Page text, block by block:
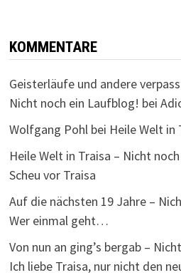
KOMMENTARE
Geisterläufe und andere
Nicht noch ein Laufblog! bei
Wolfgang Pohl bei Heile Welt in
Heile Welt in Traisa – Nicht
Scheu vor Traisa
Auf die nächsten 19 Jahre –
Wer einmal geht…
Von nun an ging’s bergab –
Ich liebe Traisa, nur nicht den